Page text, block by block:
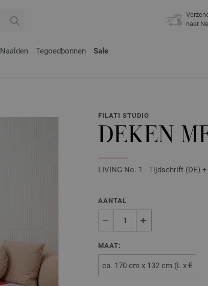
naar
Naalden Tegoedbonnen Sale
FILATI STUDIO
DEKEN
LIVING No. 1 - Tijdschrift (DE)
AANTAL
MAAT: